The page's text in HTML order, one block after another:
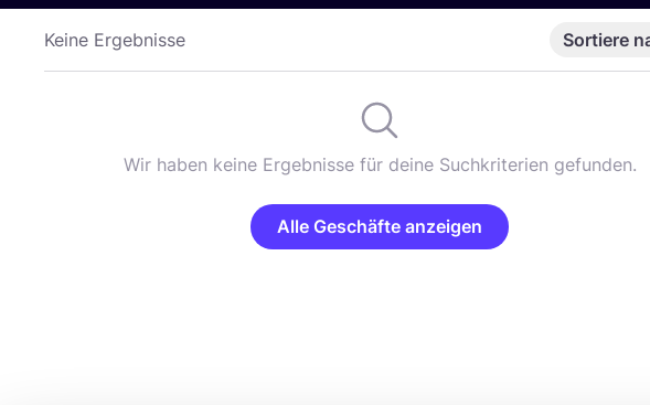
Keine Ergebnisse Sortiere
Wir haben keine Ergebnisse für deine Suchkriterien gefunden.
Alle Geschäfte anzeigen